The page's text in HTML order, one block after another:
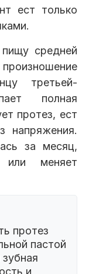
ест только
средней
третьей-
полная
протез, ест
напряжения.
за месяц,
или меняет
протез
пастой
и